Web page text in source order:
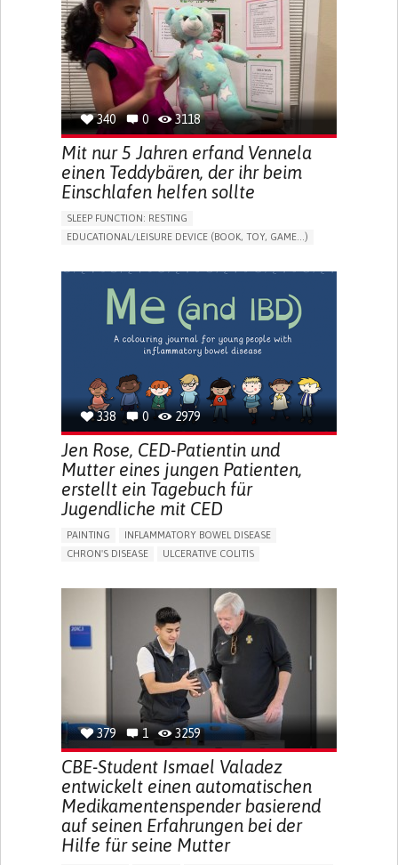
FREQUENT FALLS
REGAINING SENSORY FUNCTION
PROMOTING SELF-MANAGEMENT
PREVENTING (VACCINATION, PROTECTION, FALLS,
RESEARCH/MAPPING)
CAREGIVING SUPPORT
OPHTHALMOLOGY
UNITED STATES
340 0 3118
Mit nur 5 Jahren erfand Vennela
einen Teddybären, der ihr beim
Einschlafen helfen sollte
SLEEP FUNCTION: RESTING
EDUCATIONAL/LEISURE DEVICE (BOOK, TOY, GAME...)
PEDIATRICS
PEDIATRIC INNOVATIONS UNITED STATES
338 0 2979
Jen Rose, CED-Patientin und
Mutter eines jungen Patienten,
erstellt ein Tagebuch für
Jugendliche mit CED
PAINTING
INFLAMMATORY BOWEL DISEASE
CHRON'S DISEASE
ULCERATIVE COLITIS
CHRONIC PAIN
FATIGUE FEVER
ABDOMINAL PAIN
NAUSEAS
VOMITING (REGURGITATION)
WEIGHT LOSS
ENHANCING HEALTH LITERACY
RAISE AWARENESS
GASTROENTEROLOGY
UNITED KINGDOM
379 1 3259
CBE-Student Ismael Valadez
entwickelt einen automatischen
Medikamentenspender basierend
auf seinen Erfahrungen bei der
Hilfe für seine Mutter